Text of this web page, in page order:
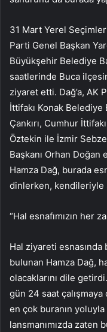
31 Mart Yerel
Parti Genel Başkan
Büyükşehir Belediye
saatlerinde Buca
ziyaret etti. Dağ’a,
İttifakı Konak Belediye
Çankırı, Cumhur
Öztekin ile İzmir
Başkanı Orhan Doğan
Hamza Dağ, burada
dinlerken, kendileriyle
“Hal esnafımızın her
Hal ziyareti esnasında
bulunan Hamza Dağ,
olacaklarını dile
gün 24 saat
en çok buranın
lansmanımızda zaten